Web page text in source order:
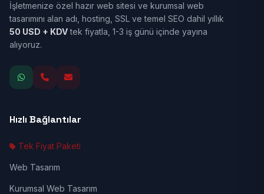
İşletmenize özel hazır web sitesi ve kurumsal web
tasarımını alan adı, hosting, SSL ve temel SEO dahil yıllık
50 USD + KDVtek fiyatla, 1-3 iş günü içinde yayına
alıyoruz.
Hızlı Bağlantılar
Tek Fiyat Paketi
Web Tasarım
Kurumsal Web Tasarım